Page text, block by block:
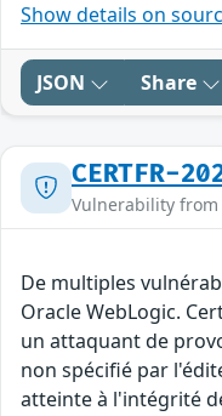
Show details on
JSON Share
CERTFR-
Vulnerability from
De multiples
Oracle WebLogic.
un attaquant de
non spécifié par
atteinte à l'intégrité